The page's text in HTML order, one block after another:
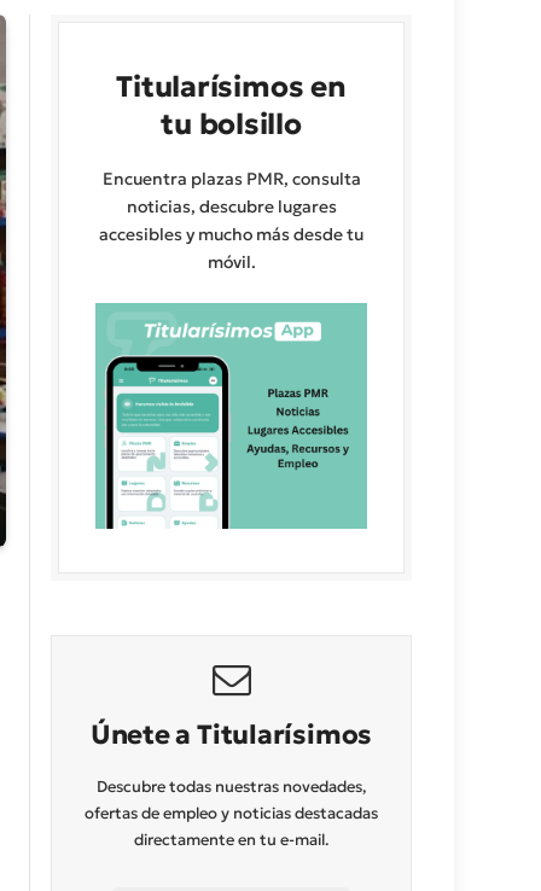
Titularísimos en
tu bolsillo
Encuentra plazas PMR, consulta
noticias, descubre lugares
accesibles y mucho más desde tu
móvil.
Únete a Titularísimos
Descubre todas nuestras novedades,
ofertas de empleo y noticias destacadas
directamente en tu e-mail.